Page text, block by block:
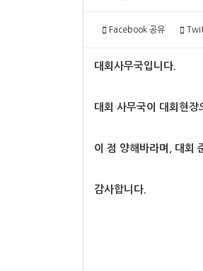
Facebook 공유
대회사무국입니다.
대회 사무국이 대회현장
이 점 양해바라며, 대회
감사합니다.